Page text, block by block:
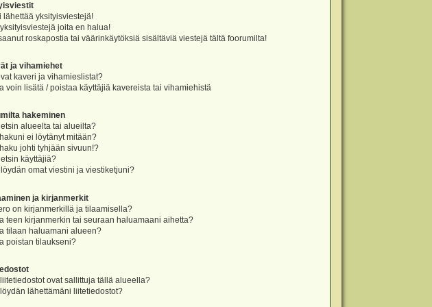
lähettää yksityisviestejä!
joita en halua!
roskapostia tai väärinkäytöksiä sisältäviä viestejä tältä foorumilta!
ja vihamiehet
kaveri ja vihamieslistat?
voin lisätä / poistaa käyttäjiä kavereista tai vihamiehistä
hakeminen
etsin alueelta tai alueilta?
ei löytänyt mitään?
johti tyhjään sivuun!?
etsin käyttäjiä?
löydän omat viestini ja viestiketjuni?
ja kirjanmerkit
on kirjanmerkillä ja tilaamisella?
teen kirjanmerkin tai seuraan haluamaani aihetta?
tilaan haluamani alueen?
poistan tilaukseni?
ovat sallittuja tällä alueella?
lähettämäni liitetiedostot?